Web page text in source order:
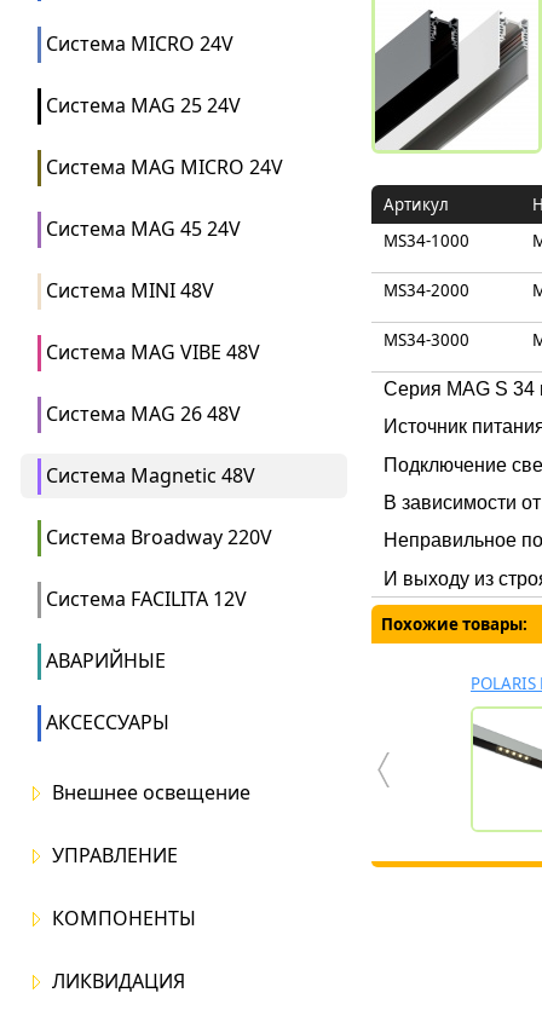
Система MICRO 24V
Система MAG 25 24V
Система MAG MICRO 24V
Система MAG 45 24V
Система MINI 48V
Система MAG VIBE 48V
Система MAG 26 48V
Система Magnetic 48V
Система Broadway 220V
Система FACILITA 12V
АВАРИЙНЫЕ
АКСЕССУАРЫ
Внешнее освещение
УПРАВЛЕНИЕ
КОМПОНЕНТЫ
ЛИКВИДАЦИЯ
Артикул
MS34-1000
MS34-2000
MS34-3000
Серия MAG S 34
Источник
Подключение
В зависимости
Неправильное
И выходу из
Похожие товары: